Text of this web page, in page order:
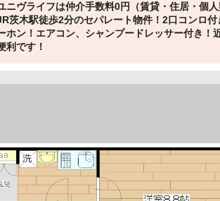
ヴライフは仲介手数料0円（賃貸・住居・個人
茨木駅徒歩2分のセパレート物件！2口コンロ
ホン！エアコン、シャンプードレッサー付き！
利です！